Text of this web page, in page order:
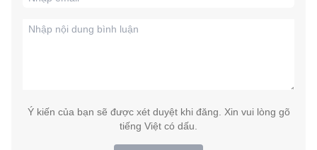
Ý kiến của bạn sẽ được xét duyệt khi đăng. Xin vui lòng gõ
tiếng Việt có dấu.